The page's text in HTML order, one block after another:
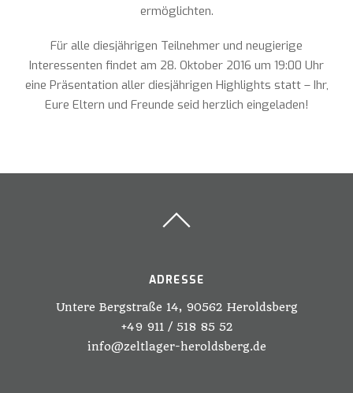
ermöglichten.
Für alle diesjährigen Teilnehmer und neugierige
Interessenten findet am 28. Oktober 2016 um 19:00 Uhr
eine Präsentation aller diesjährigen Highlights statt – Ihr,
Eure Eltern und Freunde seid herzlich eingeladen!
ADRESSE
Untere Bergstraße 14, 90562 Heroldsberg
+49 911 / 518 85 52
info@zeltlager-heroldsberg.de